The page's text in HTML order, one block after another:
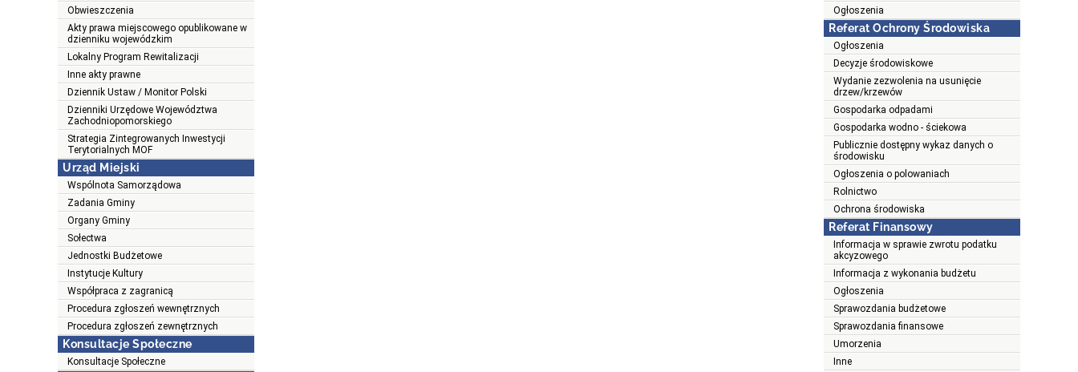
Obwieszczenia
Akty prawa miejscowego opublikowane w
dzienniku wojewódzkim
Lokalny Program Rewitalizacji
Inne akty prawne
Dziennik Ustaw / Monitor Polski
Dzienniki Urzędowe Województwa
Zachodniopomorskiego
Strategia Zintegrowanych Inwestycji
Terytorialnych MOF
Urząd Miejski
Wspólnota Samorządowa
Zadania Gminy
Organy Gminy
Sołectwa
Jednostki Budżetowe
Instytucje Kultury
Współpraca z zagranicą
Procedura zgłoszeń wewnętrznych
Procedura zgłoszeń zewnętrznych
Konsultacje Społeczne
Konsultacje Społeczne
Ogłoszenia
Referat Ochrony Środowiska
Ogłoszenia
Decyzje środowiskowe
Wydanie zezwolenia na usunięcie
drzew/krzewów
Gospodarka odpadami
Gospodarka wodno - ściekowa
Publicznie dostępny wykaz danych o
środowisku
Ogłoszenia o polowaniach
Rolnictwo
Ochrona środowiska
Referat Finansowy
Informacja w sprawie zwrotu podatku
akcyzowego
Informacja z wykonania budżetu
Ogłoszenia
Sprawozdania budżetowe
Sprawozdania finansowe
Umorzenia
Inne